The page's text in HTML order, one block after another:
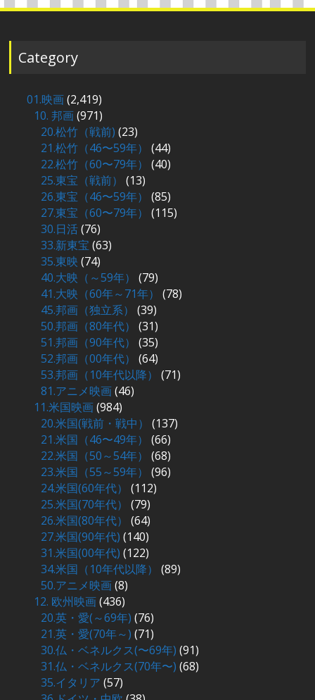
Category
01.映画(2,419)
10. 邦画(971)
20.松竹（戦前) (23)
21.松竹（46〜59年）
(44)
22.松竹（60〜79年）
(40)
25.東宝（戦前）
(13)
26.東宝（46〜59年）
(85)
27.東宝（60〜79年）
(115)
30.日活(76)
33.新東宝(63)
35.東映 (74)
40.大映（～59年）
(79)
41.大映（60年～71年）
(78)
45.邦画（独立系）
(39)
50.邦画（80年代）
(31)
51.邦画（90年代）
(35)
52.邦画（00年代）
(64)
53.邦画（10年代以降）
(71)
81.アニメ映画(46)
11.米国映画(984)
20.米国(戦前・戦中）
(137)
21.米国（46〜49年）
(66)
22.米国（50～54年）
(68)
23.米国（55～59年）
(96)
24.米国(60年代）
(112)
25.米国(70年代）
(79)
26.米国(80年代）
(64)
27.米国(90年代) (140)
31.米国(00年代) (122)
34.米国（10年代以降）
(89)
50.アニメ映画(8)
12. 欧州映画(436)
20.英・愛(～69年) (76)
21.英・愛(70年～) (71)
30.仏・ベネルクス(〜69年) (91)
31.仏・ベネルクス(70年〜) (68)
35.イタリア (57)